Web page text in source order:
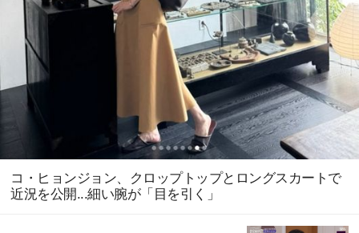
コ・ヒョンジョン、クロップトップとロングスカートで
近況を公開...細い腕が「目を引く」